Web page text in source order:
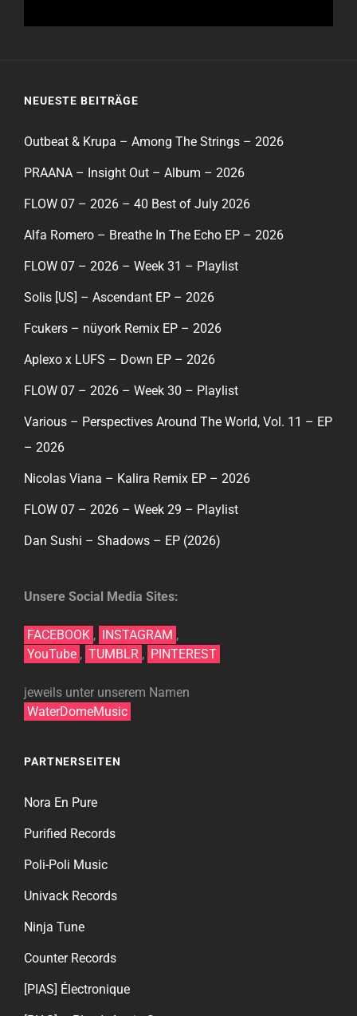
NEUESTE BEITRÄGE
Outbeat & Krupa – Among The Strings – 2026
PRAANA – Insight Out – Album – 2026
FLOW 07 – 2026 – 40 Best of July 2026
Alfa Romero – Breathe In The Echo EP – 2026
FLOW 07 – 2026 – Week 31 – Playlist
Solis [US] – Ascendant EP – 2026
Fcukers – nüyork Remix EP – 2026
Aplexo x LUFS – Down EP – 2026
FLOW 07 – 2026 – Week 30 – Playlist
Various – Perspectives Around The World, Vol. 11 – EP
– 2026
Nicolas Viana – Kalira Remix EP – 2026
FLOW 07 – 2026 – Week 29 – Playlist
Dan Sushi – Shadows – EP (2026)
Unsere Social Media Sites:
FACEBOOK , INSTAGRAM ,
YouTube , TUMBLR , PINTEREST
jeweils unter unserem Namen
WaterDomeMusic
PARTNERSEITEN
Nora En Pure
Purified Records
Poli-Poli Music
Univack Records
Ninja Tune
Counter Records
[PIAS] Électronique